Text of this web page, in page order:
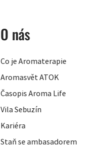
O nás
Co je Aromaterapie
Aromasvět ATOK
Časopis Aroma Life
Vila Sebuzín
Kariéra
Staň se ambasadorem